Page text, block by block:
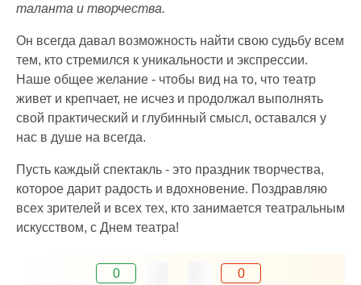
таланта и творчества.
Он всегда давал возможность найти свою судьбу всем
тем, кто стремился к уникальности и экспрессии.
Наше общее желание - чтобы вид на то, что театр
живет и крепчает, не исчез и продолжал выполнять
свой практический и глубинный смысл, оставался у
нас в душе на всегда.
Пусть каждый спектакль - это праздник творчества,
которое дарит радость и вдохновение. Поздравляю
всех зрителей и всех тех, кто занимается театральным
искусством, с Днем театра!
0 0